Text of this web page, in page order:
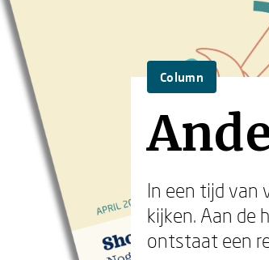
Column
In een tijd van
kijken. Aan de
ontstaat een